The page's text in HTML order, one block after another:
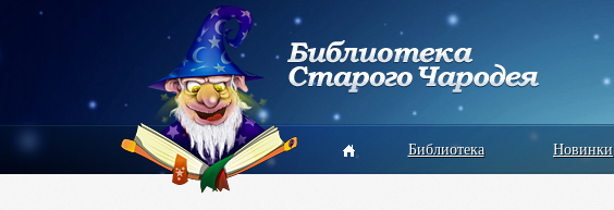
Библиотека Новинки